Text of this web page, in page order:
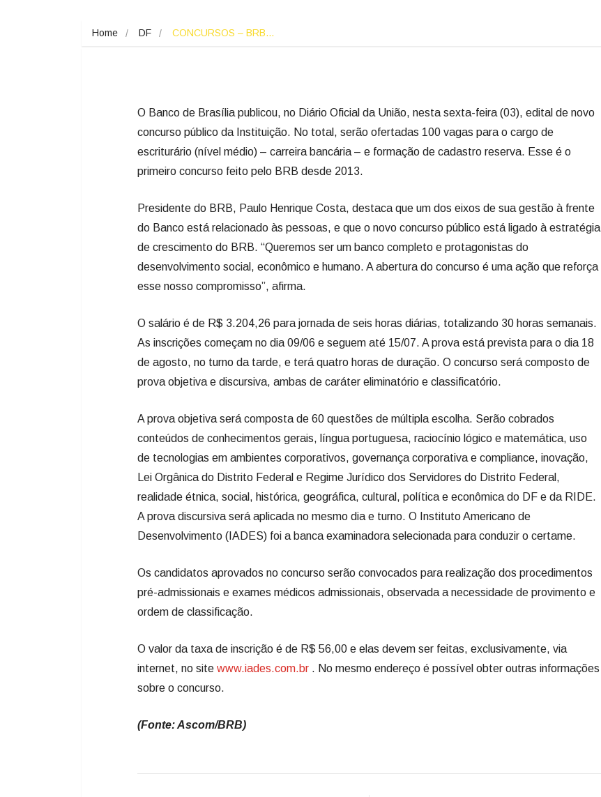
Home DF CONCURSOS – BRB…
O Banco de Brasília publicou, no Diário Oficial da União, nesta sexta-feira (03), edital de novo
concurso público da Instituição. No total, serão ofertadas 100 vagas para o cargo de
escriturário (nível médio) – carreira bancária – e formação de cadastro reserva. Esse é o
primeiro concurso feito pelo BRB desde 2013.
Presidente do BRB, Paulo Henrique Costa, destaca que um dos eixos de sua gestão à frente
do Banco está relacionado às pessoas, e que o novo concurso público está ligado à estratégia
de crescimento do BRB. “Queremos ser um banco completo e protagonistas do
desenvolvimento social, econômico e humano. A abertura do concurso é uma ação que reforça
esse nosso compromisso”, afirma.
O salário é de R$ 3.204,26 para jornada de seis horas diárias, totalizando 30 horas semanais.
As inscrições começam no dia 09/06 e seguem até 15/07. A prova está prevista para o dia 18
de agosto, no turno da tarde, e terá quatro horas de duração. O concurso será composto de
prova objetiva e discursiva, ambas de caráter eliminatório e classificatório.
A prova objetiva será composta de 60 questões de múltipla escolha. Serão cobrados
conteúdos de conhecimentos gerais, língua portuguesa, raciocínio lógico e matemática, uso
de tecnologias em ambientes corporativos, governança corporativa e compliance, inovação,
Lei Orgânica do Distrito Federal e Regime Jurídico dos Servidores do Distrito Federal,
realidade étnica, social, histórica, geográfica, cultural, política e econômica do DF e da RIDE.
A prova discursiva será aplicada no mesmo dia e turno. O Instituto Americano de
Desenvolvimento (IADES) foi a banca examinadora selecionada para conduzir o certame.
Os candidatos aprovados no concurso serão convocados para realização dos procedimentos
pré-admissionais e exames médicos admissionais, observada a necessidade de provimento e
ordem de classificação.
O valor da taxa de inscrição é de R$ 56,00 e elas devem ser feitas, exclusivamente, via
internet, no site www.iades.com.br . No mesmo endereço é possível obter outras informações
sobre o concurso.
(Fonte: Ascom/BRB)